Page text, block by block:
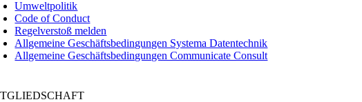
Umweltpolitik
Code of Conduct
Regelverstoß melden
Allgemeine Geschäftsbedingungen Systema Datentechnik
Allgemeine Geschäftsbedingungen Communicate Consult